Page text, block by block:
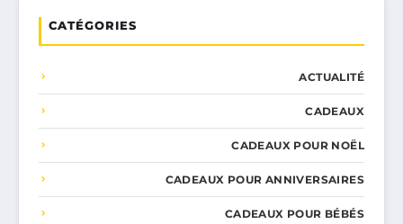
CATÉGORIES
ACTUALITÉ
CADEAUX
CADEAUX POUR NOËL
CADEAUX POUR ANNIVERSAIRES
CADEAUX POUR BÉBÉS